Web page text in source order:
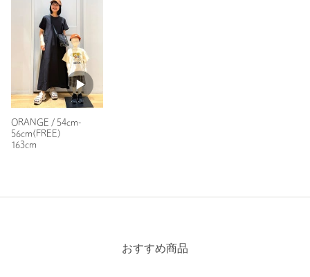
注文キャンセル
カテゴリー
サイズ
ORANGE / 54cm-
56cm(FREE)
163cm
おすすめ商品